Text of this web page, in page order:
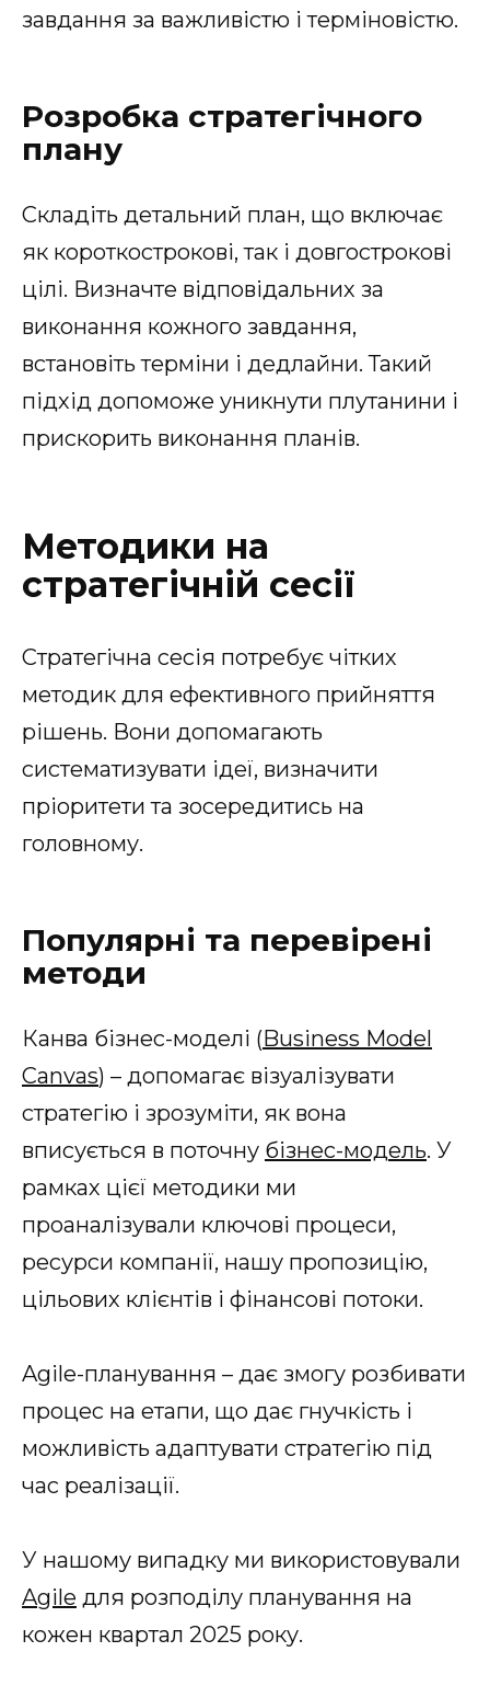
завдання за важливістю і терміновістю.
Розробка стратегічного
плану
Складіть детальний план, що включає
як короткострокові, так і довгострокові
цілі. Визначте відповідальних за
виконання кожного завдання,
встановіть терміни і дедлайни. Такий
підхід допоможе уникнути плутанини і
прискорить виконання планів.
Методики на
стратегічній сесії
Стратегічна сесія потребує чітких
методик для ефективного прийняття
рішень. Вони допомагають
систематизувати ідеї, визначити
пріоритети та зосередитись на
головному.
Популярні та перевірені
методи
Канва бізнес-моделі (Business Model
Canvas) – допомагає візуалізувати
стратегію і зрозуміти, як вона
вписується в поточну бізнес-модель. У
рамках цієї методики ми
проаналізували ключові процеси,
ресурси компанії, нашу пропозицію,
цільових клієнтів і фінансові потоки.
Agile-планування – дає змогу розбивати
процес на етапи, що дає гнучкість і
можливість адаптувати стратегію під
час реалізації.
У нашому випадку ми використовували
Agile для розподілу планування на
кожен квартал 2025 року.